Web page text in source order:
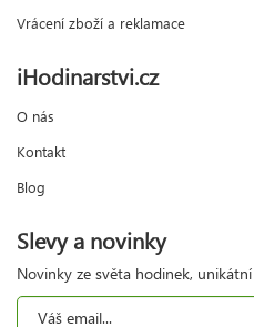
Vrácení zboží a reklamace
iHodinarstvi.cz
O nás
Kontakt
Blog
Slevy a novinky
Novinky ze světa hodinek,